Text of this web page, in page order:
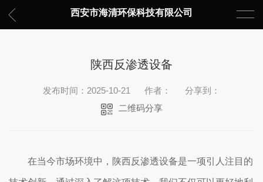
西安市海清环保科技有限公司
陕西反渗透设备
发布时间：2025-10-21 作者：
分享到：
二维码分享
在当今市场环境中，陕西反渗透设备是一项引人注目的